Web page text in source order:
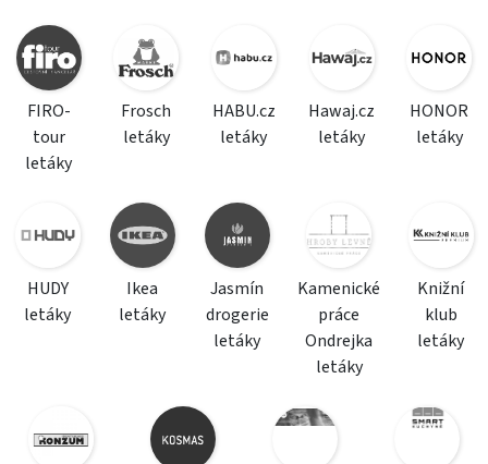
FIRO-
tour
letáky
Frosch
letáky
HABU.cz
letáky
Hawaj.cz
letáky
HONOR
letáky
HUDY
letáky
Ikea
letáky
Jasmín
drogerie
letáky
Kamenické
práce
Ondrejka
letáky
Knižní
klub
letáky